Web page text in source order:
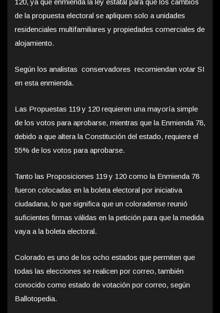
120, ya que enmienda la ley estatal para que los cambios
de la propuesta electoral se apliquen solo a unidades
residenciales multifamiliares y propiedades comerciales de
alojamiento.
Según los analistas conservadores recomiendan votar SI
en esta enmienda.
Las Propuestas 119 y 120 requieren una mayoría simple
de los votos para aprobarse, mientras que la Enmienda 78,
debido a que altera la Constitución del estado, requiere el
55% de los votos para aprobarse.
Tanto las Proposiciones 119 y 120 como la Enmienda 78
fueron colocadas en la boleta electoral por iniciativa
ciudadana, lo que significa que un coloradense reunió
suficientes firmas válidas en la petición para que la medida
vaya a la boleta electoral.
Colorado es uno de los ocho estados que permiten que
todas las elecciones se realicen por correo, también
conocido como estado de votación por correo, según
Ballotopedia.